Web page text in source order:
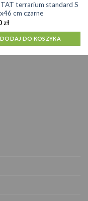
terrarium standard S
cm czarne
zł
DODAJ DO KOSZYKA